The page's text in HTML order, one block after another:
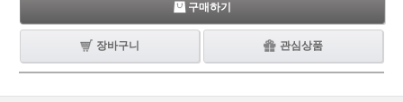
구매하기
장바구니 관심상품